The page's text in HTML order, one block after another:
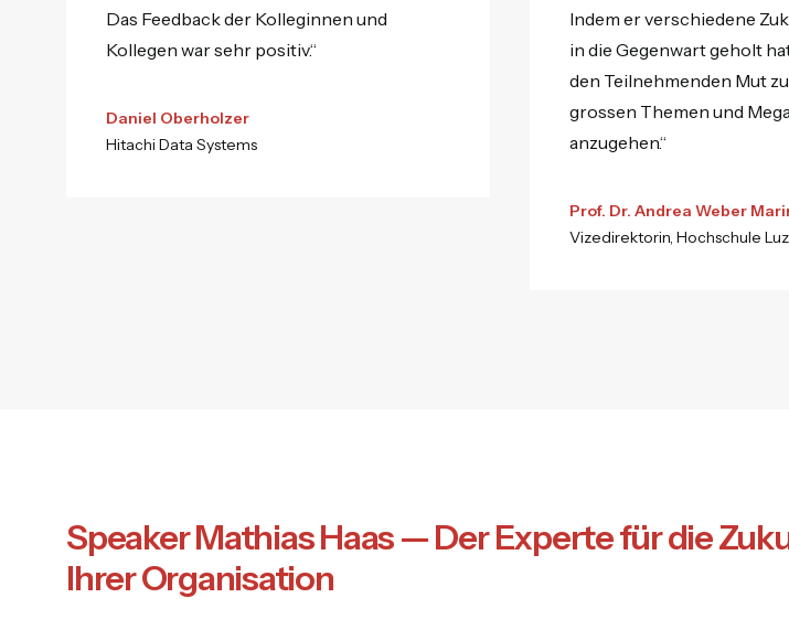
Das Feedback der Kolleginnen und
Kollegen war sehr positiv.“
Daniel Oberholzer
Hitachi Data Systems
Indem er verschiedene
in die Gegenwart geholt
den Teilnehmenden Mut
grossen Themen und
anzugehen.“
Prof. Dr. Andrea Weber
Vizedirektorin, Hochschule
Speaker Mathias Haas — Der Experte für die
Ihrer Organisation